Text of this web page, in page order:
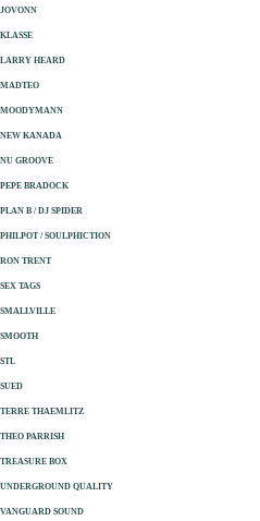
JOVONN
KLASSE
LARRY HEARD
MADTEO
MOODYMANN
NEW KANADA
NU GROOVE
PEPE BRADOCK
PLAN B / DJ SPIDER
PHILPOT / SOULPHICTION
RON TRENT
SEX TAGS
SMALLVILLE
SMOOTH
STL
SUED
TERRE THAEMLITZ
THEO PARRISH
TREASURE BOX
UNDERGROUND QUALITY
VANGUARD SOUND